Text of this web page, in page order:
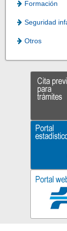
Formación
Seguridad
Otros